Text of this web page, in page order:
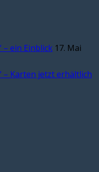
– ein Einblick 17. Mai
– Karten jetzt erhältlich